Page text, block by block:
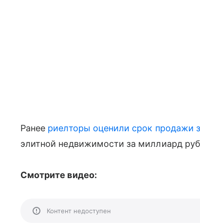
Ранее риелторы оценили срок продажи
элитной недвижимости за миллиард
Смотрите видео:
Контент недоступен